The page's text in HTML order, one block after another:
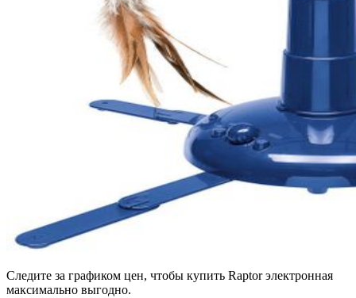
Следите за графиком цен, чтобы купить Raptor электронная
максимально выгодно.